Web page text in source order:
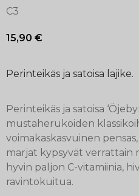
C3
15,90 €
Perinteikäs ja satoisa lajike.
Perinteikäs ja satoisa
mustaherukoiden
voimakaskasvuinen
marjat kypsyvät verrattain
hyvin paljon C-vitamiinia,
ravintokuitua.